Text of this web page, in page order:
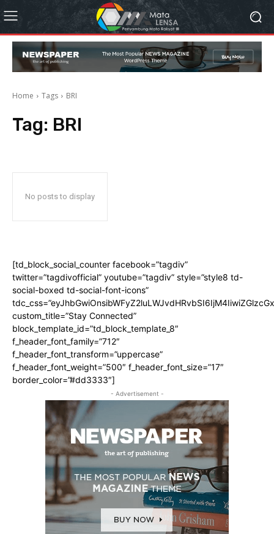
Home Tags BRI
Tag: BRI
No posts to display
[td_block_social_counter facebook=”tagdiv”
twitter=”tagdivofficial” youtube=”tagdiv” style=”style8 td-
social-boxed td-social-font-icons”
custom_title=”Stay Connected”
block_template_id=”td_block_template_8″
f_header_font_family=”712″
f_header_font_transform=”uppercase”
f_header_font_weight=”500″ f_header_font_size=”17″
border_color=”#dd3333″]
- Advertisement -